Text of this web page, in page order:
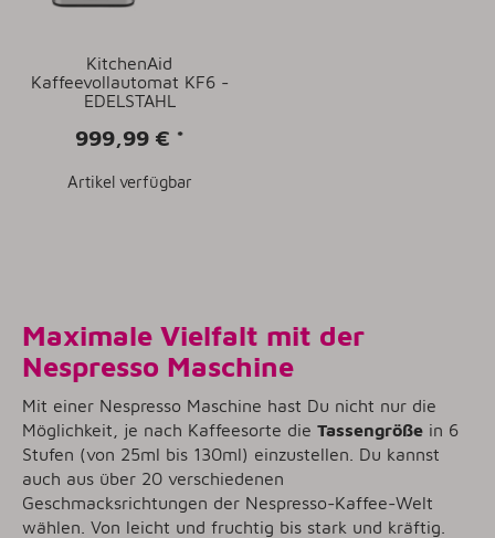
KitchenAid
Kaffeevollautomat KF6 -
EDELSTAHL
999,99 € *
Artikel verfügbar
Maximale Vielfalt mit der
Nespresso Maschine
Mit einer Nespresso Maschine hast Du nicht nur die
Möglichkeit, je nach Kaffeesorte die Tassengröße in 6
Stufen (von 25ml bis 130ml) einzustellen. Du kannst
auch aus über 20 verschiedenen
Geschmacksrichtungen der Nespresso-Kaffee-Welt
wählen. Von leicht und fruchtig bis stark und kräftig.